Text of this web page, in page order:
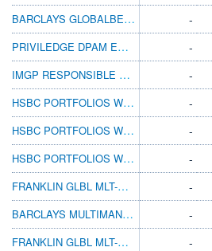
BARCLAYS GLOBALBETA PORT 3 C DIS USD
-
PRIVILEDGE DPAM EURP RE N USD SYST H CAP
-
IMGP RESPONSIBLE GLOBAL MODERATE I USD
-
HSBC PORTFOLIOS WORLD SELECTION 3 AM
-
HSBC PORTFOLIOS WORLD SELECTION 3 AMHKD
-
HSBC PORTFOLIOS WORLD SELECTION 3 BC
-
FRANKLIN GLBL MLT-ASST INC C(ACC)USD-H1
-
BARCLAYS MULTIMANAGER PORT 2 C ACC USD
-
FRANKLIN GLBL MLT-ASST INC N(MDIS)USD-H1
-